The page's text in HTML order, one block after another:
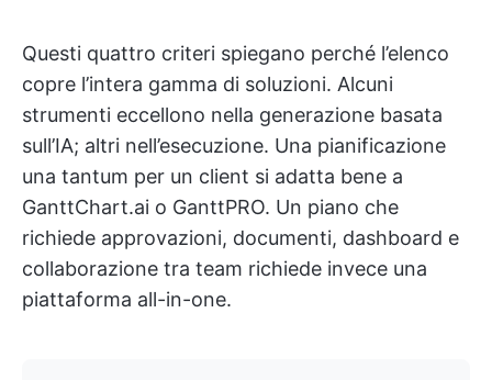
Questi quattro criteri spiegano perché l’elenco
copre l’intera gamma di soluzioni. Alcuni
strumenti eccellono nella generazione basata
sull’IA; altri nell’esecuzione. Una pianificazione
una tantum per un client si adatta bene a
GanttChart.ai o GanttPRO. Un piano che
richiede approvazioni, documenti, dashboard e
collaborazione tra team richiede invece una
piattaforma all-in-one.